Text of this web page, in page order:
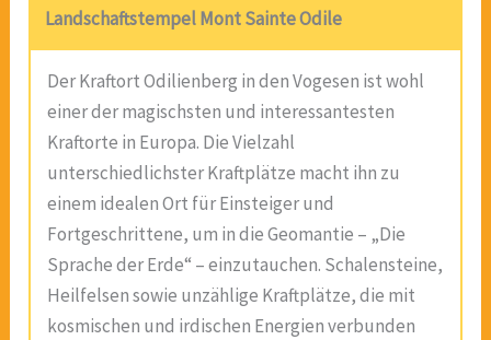
Landschaftstempel Mont Sainte Odile
Der Kraftort Odilienberg in den Vogesen ist wohl
einer der magischsten und interessantesten
Kraftorte in Europa. Die Vielzahl
unterschiedlichster Kraftplätze macht ihn zu
einem idealen Ort für Einsteiger und
Fortgeschrittene, um in die Geomantie – „Die
Sprache der Erde“ – einzutauchen. Schalensteine,
Heilfelsen sowie unzählige Kraftplätze, die mit
kosmischen und irdischen Energien verbunden